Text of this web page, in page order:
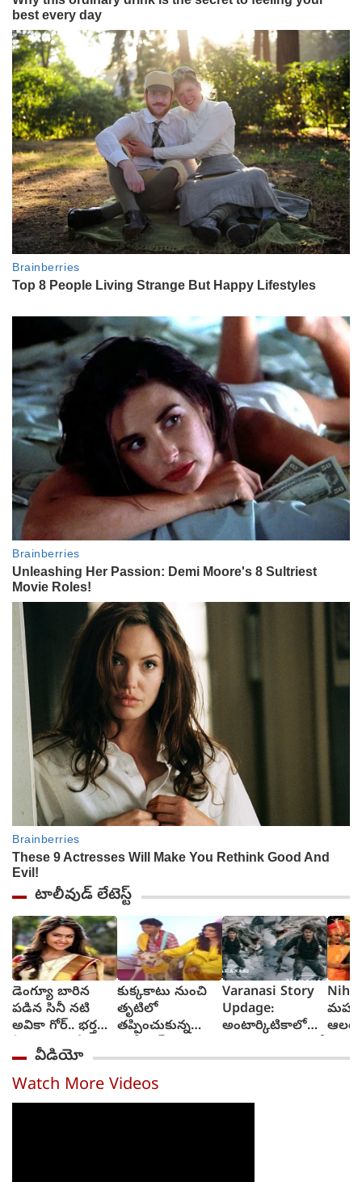
టాలీవుడ్ లేటెస్ట్
డెంగ్యూ బారిన
పడిన సినీ నటి
అవికా గోర్.. భర్త
ఏమన్నారంటే?
(video)
కుక్కకాటు నుంచి
తృటిలో
తప్పించుకున్న
రవీనా టాండన్‌?
(video)
Varanasi Story
Updage:
అంటార్కిటికాలో
వారణాసి నుంచి
వీడియో
Watch More Videos